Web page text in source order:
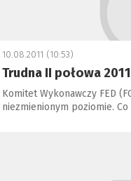
10.08.2011 (10:53)
Trudna II połowa
Komitet Wykonawczy FED
niezmienionym poziomie.